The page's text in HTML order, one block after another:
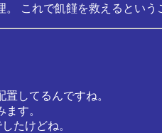
これで飢饉を救えるという
してるんですね。
す。
たけどね。